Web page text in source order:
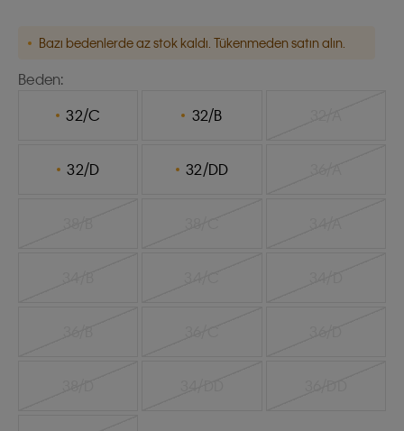
Bazı bedenlerde az stok kaldı. Tükenmeden satın alın.
Beden:
32/C
32/B
32/D 32/DD